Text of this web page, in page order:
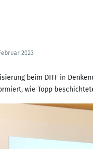
2023
beim DITF in
wie Topp